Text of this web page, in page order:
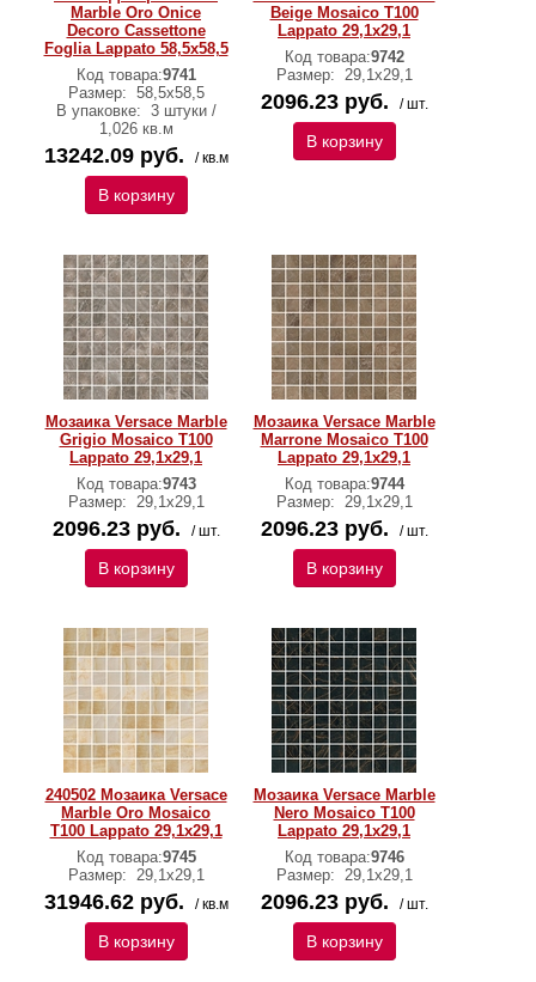
Marble Oro Onice
Decoro Cassettone
Foglia Lappato 58,5х58,5
Код товара:9741
Размер: 58,5х58,5
В упаковке: 3 штуки /
1,026 кв.м
13242.09 руб. / кв.м
В корзину
Beige Mosaico T100
Lappato 29,1х29,1
Код товара:9742
Размер: 29,1х29,1
2096.23 руб. / шт.
В корзину
Мозаика Versace Marble
Grigio Mosaico T100
Lappato 29,1х29,1
Код товара:9743
Размер: 29,1х29,1
2096.23 руб. / шт.
В корзину
Мозаика Versace Marble
Marrone Mosaico T100
Lappato 29,1х29,1
Код товара:9744
Размер: 29,1х29,1
2096.23 руб. / шт.
В корзину
240502 Мозаика Versace
Marble Oro Mosaico
T100 Lappato 29,1х29,1
Код товара:9745
Размер: 29,1х29,1
31946.62 руб. / кв.м
В корзину
Мозаика Versace Marble
Nero Mosaico T100
Lappato 29,1х29,1
Код товара:9746
Размер: 29,1х29,1
2096.23 руб. / шт.
В корзину